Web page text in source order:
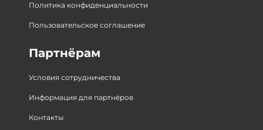
Политика конфиденциальности
Пользовательское соглашение
Партнёрам
Условия сотрудничества
Информация для партнёров
Контакты